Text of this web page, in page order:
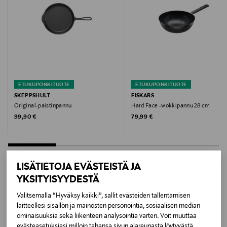
LISÄTIETOJA EVÄSTEISTÄ JA
YKSITYISYYDESTÄ
Valitsemalla “Hyväksy kaikki”, sallit evästeiden tallentamisen
laitteellesi sisällön ja mainosten personointia, sosiaalisen median
ominaisuuksia sekä liikenteen analysointia varten. Voit muuttaa
Halkaisija
300 kk
Takuun lisätieto
Valuraudan tuotantohäiriöitä vastaan
Väri
N/A BLACK
21 CM
ETUKUPONKITUOTE
SKEPPSHULT
Original-paistinpannu
Original Price
99,90 €
ETUKUPONKITUOTE
FISKARS
Hard Face -wokkipannu 28 cm
Original Price
79,99 €
LISÄÄ KIINNOSTAVIA
TUOTTEITA